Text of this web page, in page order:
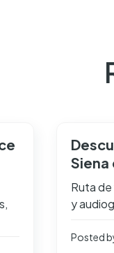
Siena
Ruta
y
Posted